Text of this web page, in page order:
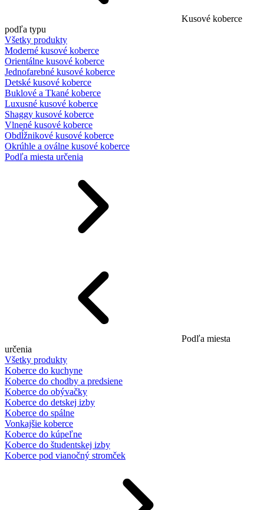
Kusové koberce
podľa typu
Všetky produkty
Moderné kusové koberce
Orientálne kusové koberce
Jednofarebné kusové koberce
Detské kusové koberce
Buklové a Tkané koberce
Luxusné kusové koberce
Shaggy kusové koberce
Vlnené kusové koberce
Obdĺžnikové kusové koberce
Okrúhle a oválne kusové koberce
Podľa miesta určenia
Podľa miesta
určenia
Všetky produkty
Koberce do kuchyne
Koberce do chodby a predsiene
Koberce do obývačky
Koberce do detskej izby
Koberce do spálne
Vonkajšie koberce
Koberce do kúpeľne
Koberce do študentskej izby
Koberce pod vianočný stromček